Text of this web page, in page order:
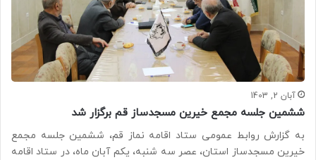
آبان 2, 1403
ششمین جلسه مجمع خیرین مسجدساز قم برگزار شد
به گزارش روابط عمومی ستاد اقامه نماز قم، ششمین جلسه مجمع
خیرین مسجدساز استان، عصر سه شنبه، یکم آبان ماه، در ستاد اقامه